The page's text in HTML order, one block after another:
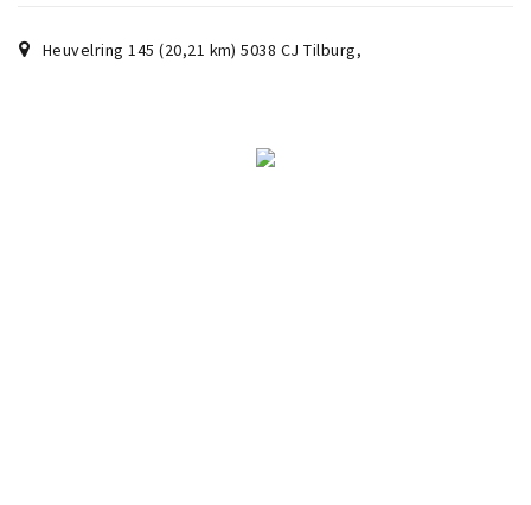
Heuvelring 145 (20,21 km) 5038 CJ Tilburg,